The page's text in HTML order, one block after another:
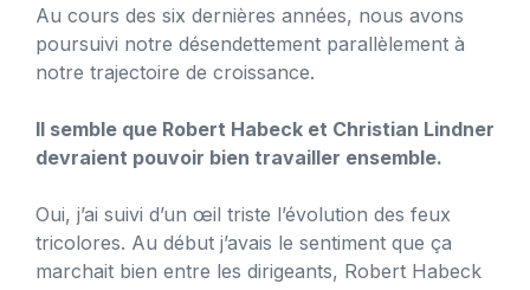
Au cours des six dernières années, nous avons
poursuivi notre désendettement parallèlement à
notre trajectoire de croissance.
Il semble que Robert Habeck et Christian Lindner
devraient pouvoir bien travailler ensemble.
Oui, j’ai suivi d’un œil triste l’évolution des feux
tricolores. Au début j’avais le sentiment que ça
marchait bien entre les dirigeants, Robert Habeck